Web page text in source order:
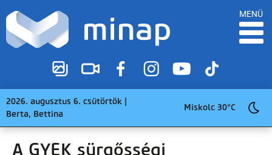
MENÜ
2026. augusztus 6. csütörtök |
Berta, Bettina
Miskolc 30°C
A GYEK sürgősségi